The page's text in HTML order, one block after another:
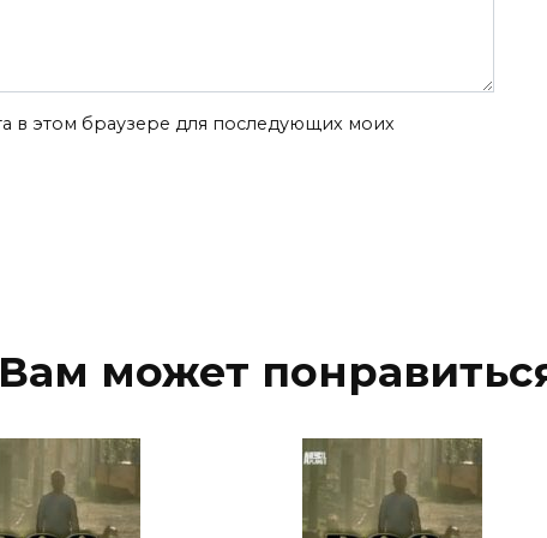
в этом браузере для последующих моих
Вам может